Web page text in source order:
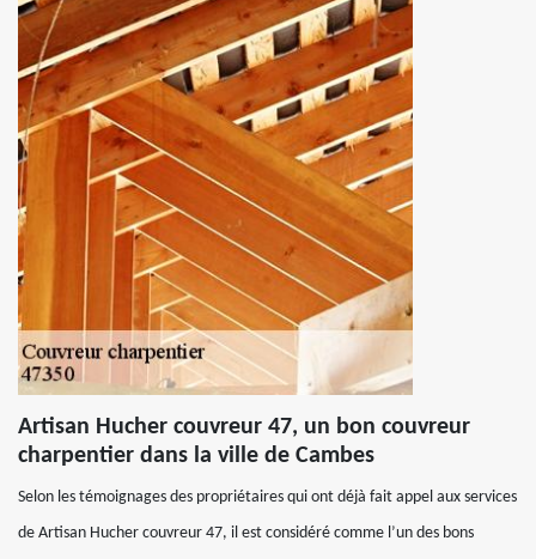
Artisan Hucher couvreur 47, un bon couvreur
charpentier dans la ville de Cambes
Selon les témoignages des propriétaires qui ont déjà fait appel aux services
de Artisan Hucher couvreur 47, il est considéré comme l’un des bons